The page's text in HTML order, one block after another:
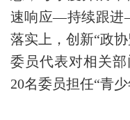
速响应—持续跟进
落实上，创新“政
委员代表对相关
20名委员担任“青